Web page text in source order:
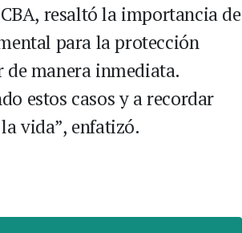
resaltó la importancia de
para la protección
de manera inmediata.
estos casos y a recordar
vida”, enfatizó.